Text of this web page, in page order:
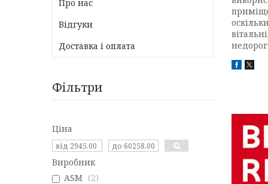
Про нас
Відгуки
Доставка і оплата
Фільтри
Ціна
Виробник
ASM
2